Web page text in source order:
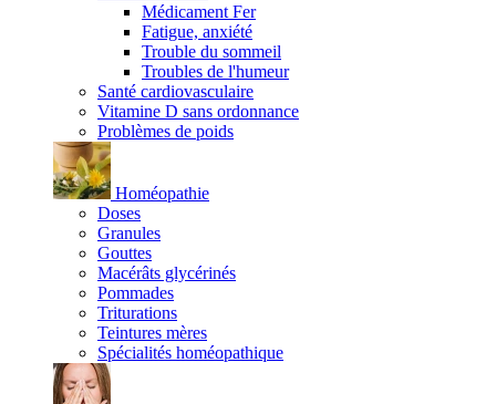
Médicament Fer
Fatigue, anxiété
Trouble du sommeil
Troubles de l'humeur
Santé cardiovasculaire
Vitamine D sans ordonnance
Problèmes de poids
Homéopathie
Doses
Granules
Gouttes
Macérâts glycérinés
Pommades
Triturations
Teintures mères
Spécialités homéopathique